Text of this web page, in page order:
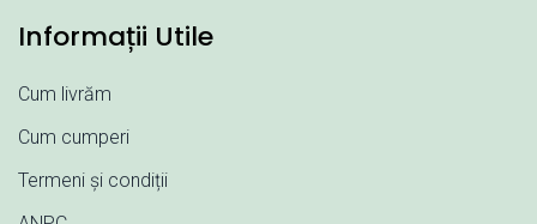
Informații Utile
Cum livrăm
Cum cumperi
Termeni și condiții